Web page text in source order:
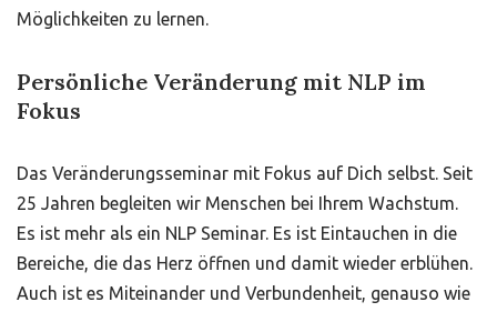
Möglichkeiten zu lernen.
Persönliche Veränderung mit NLP im
Fokus
Das Veränderungsseminar mit Fokus auf Dich selbst. Seit
25 Jahren begleiten wir Menschen bei Ihrem Wachstum.
Es ist mehr als ein NLP Seminar. Es ist Eintauchen in die
Bereiche, die das Herz öffnen und damit wieder erblühen.
Auch ist es Miteinander und Verbundenheit, genauso wie